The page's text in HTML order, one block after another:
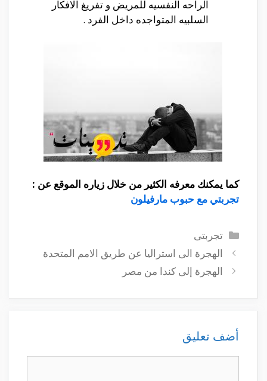
الراحه النفسيه للمريض و تفريغ الافكار
السلبيه المتواجده داخل الفرد .
كما يمكنك معرفه الكثير من خلال زياره الموقع عن :
تجربتي مع حبوب مارفيلون
التصنيفات
تجربتى
الهجرة الى استراليا عن طريق الامم المتحدة
الهجرة إلى كندا من مصر
أضف تعليق